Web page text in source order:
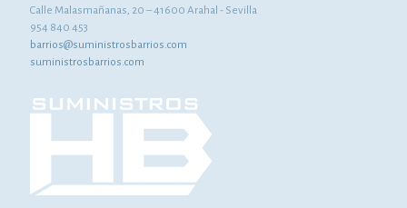
Calle Malasmañanas, 20 – 41600 Arahal - Sevilla
954 840 453
barrios@suministrosbarrios.com
suministrosbarrios.com